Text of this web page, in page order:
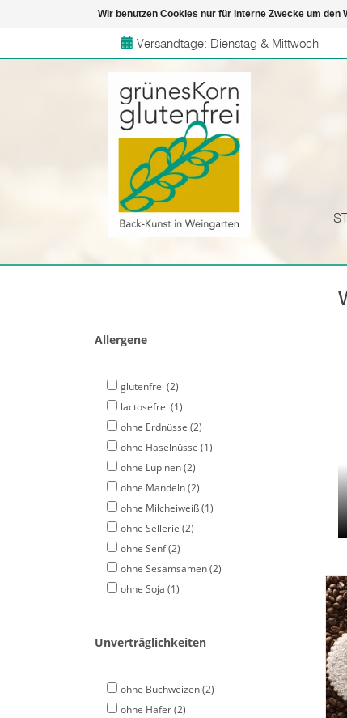
Versandtage: Dienstag & Mittwoch
Allergene
glutenfrei (2)
lactosefrei (1)
ohne Erdnüsse (2)
ohne Haselnüsse (1)
ohne Lupinen(2)
ohne Mandeln(2)
ohne Milcheiweiß(1)
ohne Sellerie (2)
ohne Senf(2)
ohne Sesamsamen(2)
ohne Soja (1)
Unverträglichkeiten
ohne Buchweizen(2)
ohne Hafer(2)
Wir benutzen Cookies nur für interne Zwecke um den